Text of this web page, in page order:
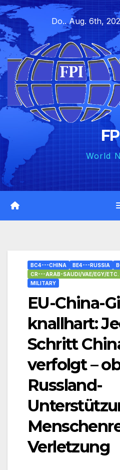
Skip
to
content
Do.. Aug. 6th,
World
BC4---CHINA BE4---RUSSIA
CR---ARAB-SAUDI/VAE/EGY/ETC.
MILITARY
EU-China-
knallhart:
Schritt
verfolgt –
Russland-
Verletzung